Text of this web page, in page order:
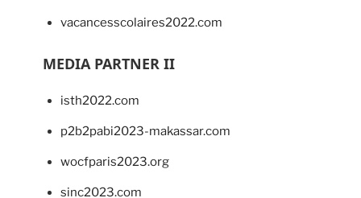
vacancesscolaires2022.com
MEDIA PARTNER II
isth2022.com
p2b2pabi2023-makassar.com
wocfparis2023.org
sinc2023.com